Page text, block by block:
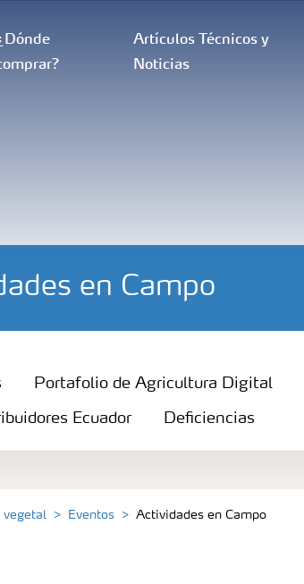
Artículos Técnicos y
Noticias
en Campo
Agricultura Digital
Portafolio de Agricultura Digital
Ecuador Deficiencias
vegetal Eventos Actividades en Campo